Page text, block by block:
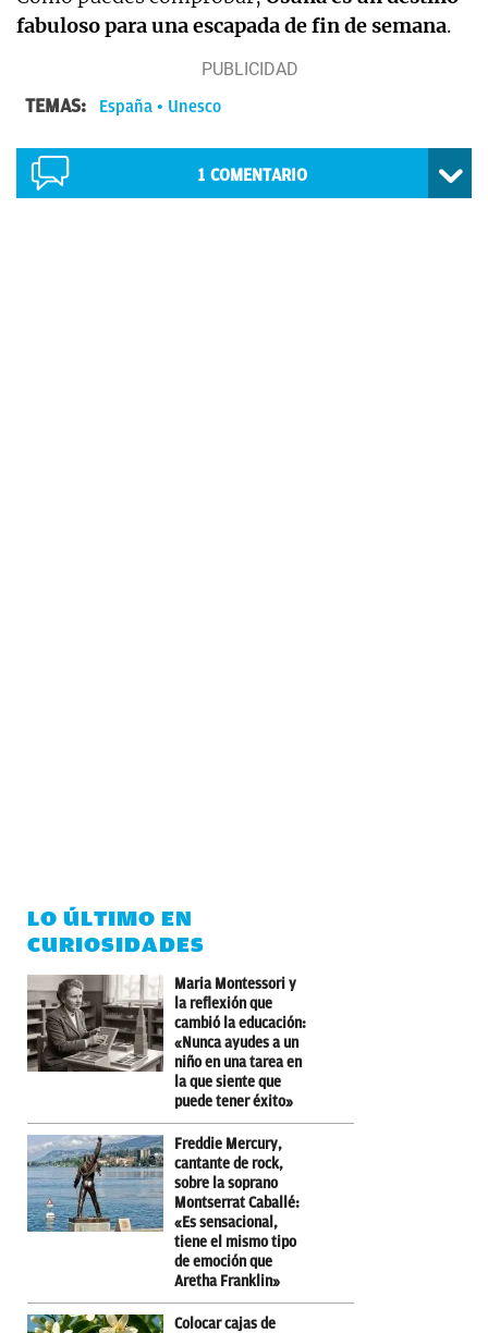
fabuloso para una escapada de fin de semana.
TEMAS: España Unesco
1 COMENTARIO
LO ÚLTIMO EN
CURIOSIDADES
Maria Montessori y
la reflexión que
cambió la educación:
«Nunca ayudes a un
niño en una tarea en
la que siente que
puede tener éxito»
Freddie Mercury,
cantante de rock,
sobre la soprano
Montserrat Caballé:
«Es sensacional,
tiene el mismo tipo
de emoción que
Aretha Franklin»
Colocar cajas de